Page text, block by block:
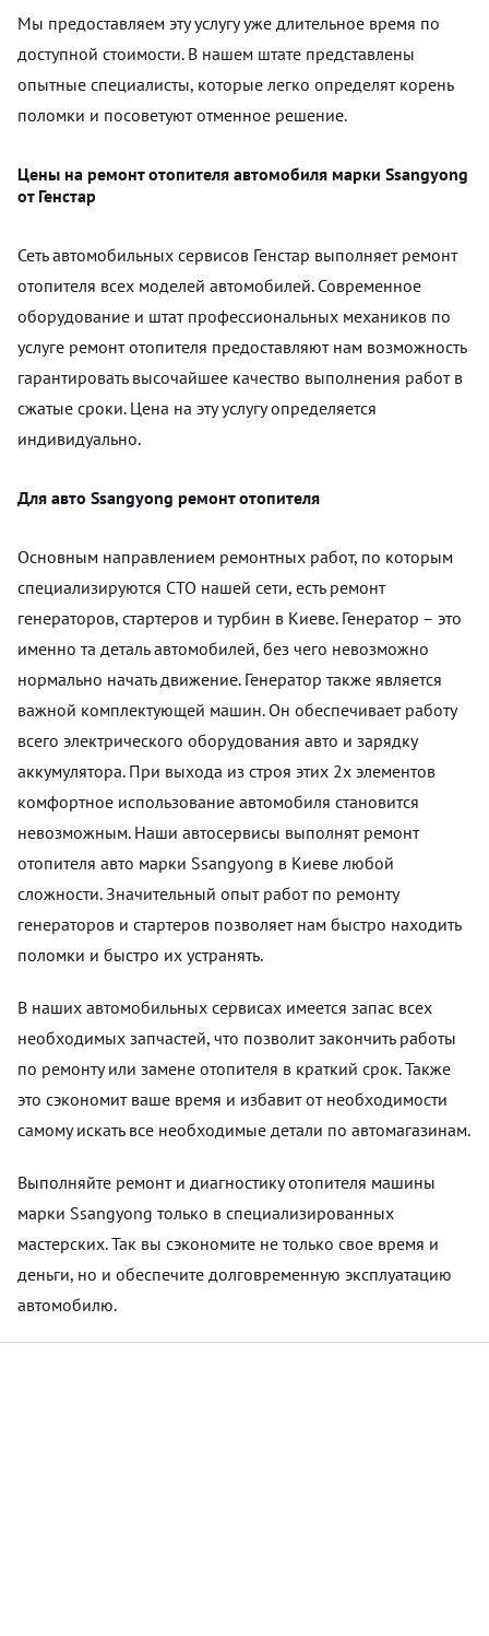
Мы предоставляем эту услугу уже длительное время по
доступной стоимости. В нашем штате представлены
опытные специалисты, которые легко определят корень
поломки и посоветуют отменное решение.
Цены на ремонт отопителя автомобиля марки Ssangyong
от Генстар
Сеть автомобильных сервисов Генстар выполняет ремонт
отопителя всех моделей автомобилей. Современное
оборудование и штат профессиональных механиков по
услуге ремонт отопителя предоставляют нам возможность
гарантировать высочайшее качество выполнения работ в
сжатые сроки. Цена на эту услугу определяется
индивидуально.
Для авто Ssangyong ремонт отопителя
Основным направлением ремонтных работ, по которым
специализируются СТО нашей сети, есть ремонт
генераторов, стартеров и турбин в Киеве. Генератор – это
именно та деталь автомобилей, без чего невозможно
нормально начать движение. Генератор также является
важной комплектующей машин. Он обеспечивает работу
всего электрического оборудования авто и зарядку
аккумулятора. При выхода из строя этих 2х элементов
комфортное использование автомобиля становится
невозможным. Наши автосервисы выполнят ремонт
отопителя авто марки Ssangyong в Киеве любой
сложности. Значительный опыт работ по ремонту
генераторов и стартеров позволяет нам быстро находить
поломки и быстро их устранять.
В наших автомобильных сервисах имеется запас всех
необходимых запчастей, что позволит закончить работы
по ремонту или замене отопителя в краткий срок. Также
это сэкономит ваше время и избавит от необходимости
самому искать все необходимые детали по автомагазинам.
Выполняйте ремонт и диагностику отопителя машины
марки Ssangyong только в специализированных
мастерских. Так вы сэкономите не только свое время и
деньги, но и обеспечите долговременную эксплуатацию
автомобилю.